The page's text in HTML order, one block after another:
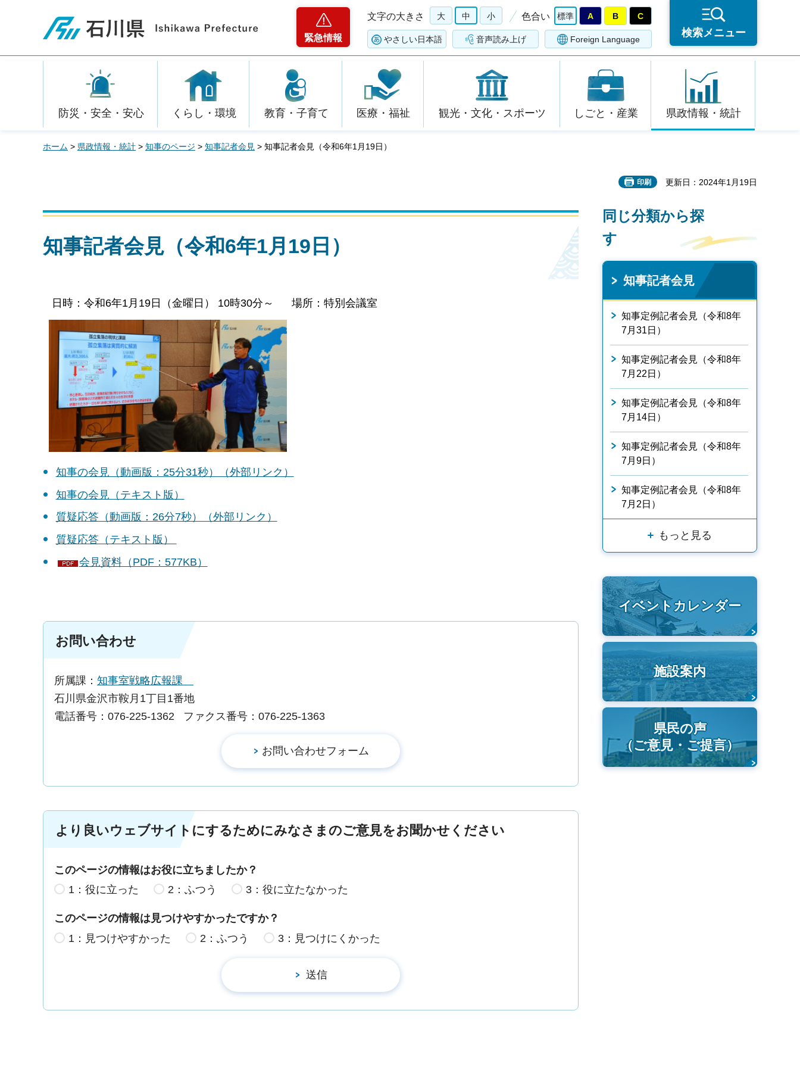
石川県
緊急情報
文字の大きさ 大 中 小 色合い 標準 A B C
やさしい日本語 音声読み上げ Foreign Language
検索メニュー
防災・安全・安心 くらし・環境 教育・子育て 医療・福祉 観光・文化・スポーツ しごと・産業 県政情報・統計
ホーム > 県政情報・統計 > 知事のページ > 知事記者会見 > 知事記者会見（令和6年1月19日）
印刷 更新日：2024年1月19日
知事記者会見（令和6年1月19日）
日時：令和6年1月19日（金曜日） 10時30分～ 場所：特別会議室
知事の会見（動画版：25分31秒）（外部リンク）
知事の会見（テキスト版）
質疑応答（動画版：26分7秒）（外部リンク）
質疑応答（テキスト版）
会見資料（PDF：577KB）
お問い合わせ
所属課： 知事室戦略広報課
石川県金沢市鞍月1丁目1番地
電話番号：076-225-1362
ファクス番号：076-225-1363
より良いウェブサイトにするためにみなさまのご意見をお聞かせください
このページの情報はお役に立ちましたか？
1：役に立った
2：ふつう 3：役に立たなかった
このページの情報は見つけやすかったですか？
1：見つけやすかった
2：ふつう 3：見つけにくかった
同じ分類から探
す
知事記者会見
知事定例記者会見（令和8年
7月31日）
知事定例記者会見（令和8年
7月22日）
知事定例記者会見（令和8年
7月14日）
知事定例記者会見（令和8年
7月9日）
知事定例記者会見（令和8年
7月2日）
もっと見る
イベントカレンダー
施設案内
県民の声
（ご意見・ご提言）